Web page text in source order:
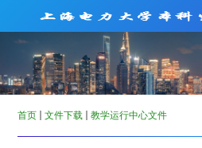
首页 文件下载 教学运行中心文件